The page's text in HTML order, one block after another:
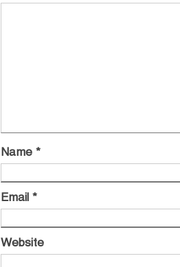
Name *
Email *
Website